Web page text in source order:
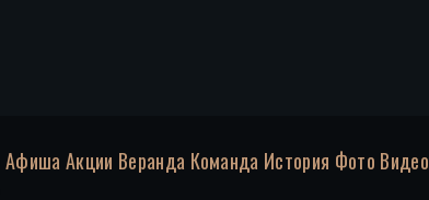
Афиша Акции Веранда Команда История Фото Видео